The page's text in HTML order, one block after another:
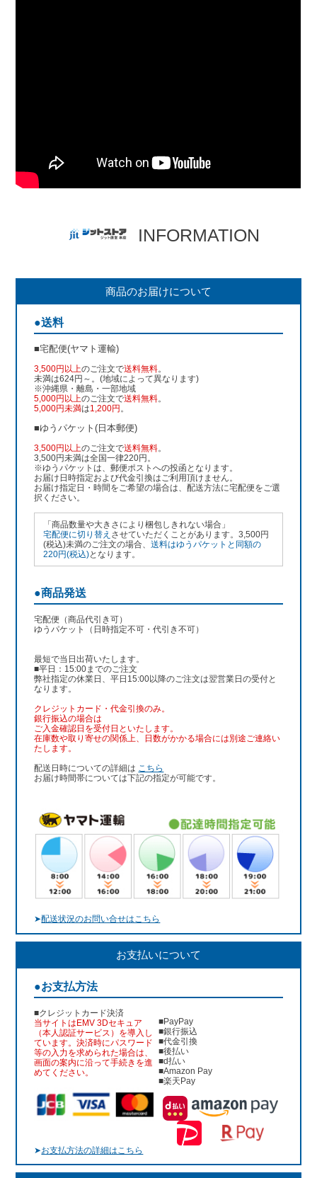
INFORMATION
商品のお届けについて
●送料
■宅配便(ヤマト運輸)
3,500円以上のご注文で送料無料。
未満は624円～。(地域によって異なります)
※沖縄県・離島・一部地域
5,000円以上のご注文で送料無料。
5,000円未満は1,200円 。
■ゆうパケット(日本郵便)
3,500円以上のご注文で送料無料。
3,500円未満は全国一律220円。
※ゆうパケットは、郵便ポストへの投函となります。
お届け日時指定および代金引換はご利用頂けません。
お届け指定日・時間をご希望の場合は、配送方法に宅配便をご選
択ください。
「商品数量や大きさにより梱包しきれない場合」
宅配便に切り替え させていただくことがあります。3,500円
(税込)未満のご注文の場合、送料はゆうパケットと同額の
220円(税込)となります。
●商品発送
宅配便（商品代引き可）
ゆうパケット（日時指定不可・代引き不可）
最短で当日出荷いたします。
■平日：15:00までのご注文
弊社指定の休業日、平日15:00以降のご注文は翌営業日の受付と
なります。
クレジットカード・代金引換のみ。
銀行振込の場合は
ご入金確認日を受付日といたします。
在庫数や取り寄せの関係上、日数がかかる場合には別途ご連絡い
たします。
配送日時についての詳細は こちら
お届け時間帯については下記の指定が可能です。
➤配送状況のお問い合せはこちら
お支払いについて
●お支払方法
■クレジットカード決済
当サイトはEMV 3Dセキュア
（本人認証サービス）を導入し
ています。決済時にパスワード
等の入力を求められた場合は、
画面の案内に沿って手続きを進
めてください。
■PayPay
■銀行振込
■代金引換
■後払い
■d払い
■Amazon Pay
■楽天Pay
➤お支払方法の詳細はこちら